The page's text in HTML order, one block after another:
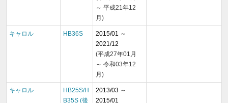
～ 平成21年12
月)
キャロル HB36S
2015/01 ～
2021/12
(平成27年01月
～ 令和03年12
月)
キャロル
HB25S/H
B35S (後
2013/03 ～
2015/01